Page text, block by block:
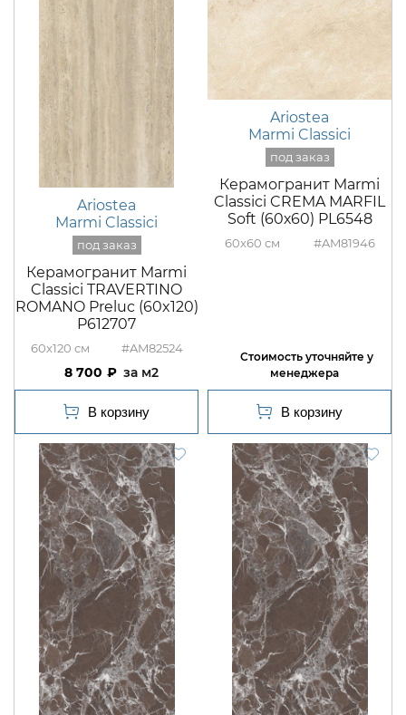
Ariostea
Marmi Classici
Керамогранит Marmi
Classici TRAVERTINO
ROMANO Preluc (60x120)
P612707
60x120 #AM82524
8 700 м2
Ariostea
Marmi Classici
Керамогранит Marmi
Classici CREMA MARFIL
Soft (60х60) PL6548
60x60 #AM81946